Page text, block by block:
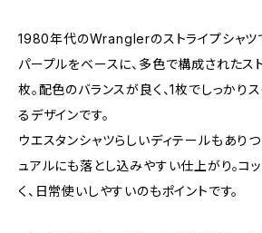
1980年代のWranglerのストライプシャツ
パープルをベースに、多色で構成されたス
枚。配色のバランスが良く、1枚でしっかり
るデザインです。
ウエスタンシャツらしいディテールもあり
ュアルにも落とし込みやすい仕上がり。コ
く、日常使いしやすいのもポイントです。